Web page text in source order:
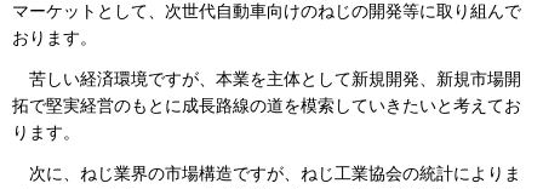
マーケットとして、次世代自動車向けのねじの開発等に取り組んで
おります。
苦しい経済環境ですが、本業を主体として新規開発、新規市場開
拓で堅実経営のもとに成長路線の道を模索していきたいと考えてお
ります。
次に、ねじ業界の市場構造ですが、ねじ工業協会の統計によりま